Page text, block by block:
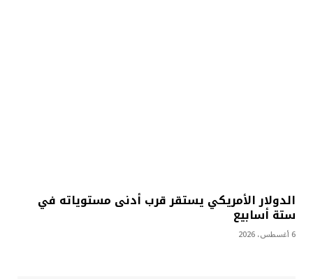
الدولار الأمريكي يستقر قرب أدنى مستوياته في
ستة أسابيع
6 أغسطس، 2026